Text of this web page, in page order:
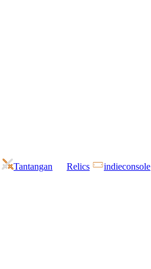
Tantangan Relics indieconsole